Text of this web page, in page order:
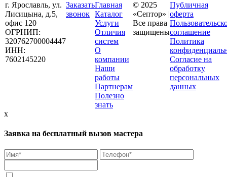
г. Ярославль, ул.
Лисицына, д.5,
офис 120
ОГРНИП:
320762700004447
ИНН:
7602145220
Заказать
звонок
Главная
Каталог
Услуги
Отличия
систем
О
компании
Наши
работы
Партнерам
Полезно
знать
© 2025
«Септор» |
Все права
защищены
Публичная
оферта
соглашение
Политика
Согласие на
обработку
персональных
данных
x
Заявка на бесплатный вызов мастера